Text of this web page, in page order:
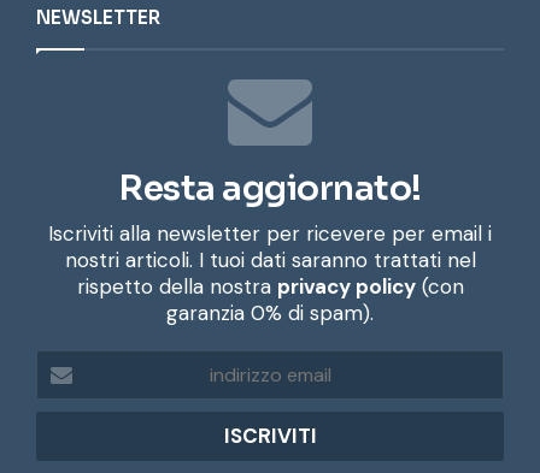
NEWSLETTER
Resta aggiornato!
Iscriviti alla newsletter per ricevere per email i
nostri articoli. I tuoi dati saranno trattati nel
rispetto della nostra privacy policy(con
garanzia 0% di spam).
d
r